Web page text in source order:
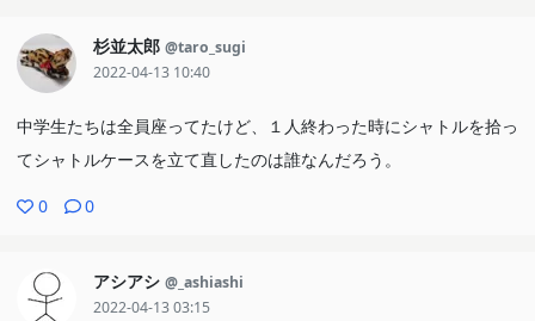
杉並太郎 @taro_sugi
2022-04-13 10:40
中学生たちは全員座ってたけど、１人終わった時にシャトルを拾っ
てシャトルケースを立て直したのは誰なんだろう。
0 0
アシアシ @_ashiashi
2022-04-13 03:15